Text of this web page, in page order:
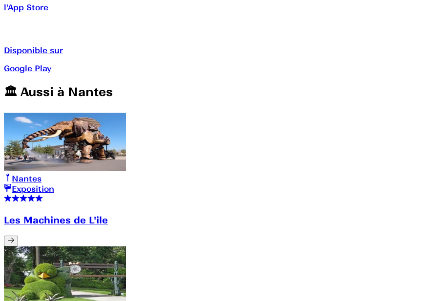
l'App Store
Disponible sur
Google Play
🏛️️ Aussi à Nantes
Nantes
Exposition
Les Machines de L'ile